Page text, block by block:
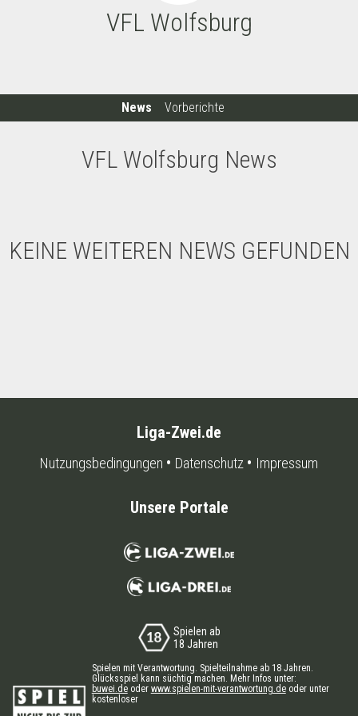
VFL Wolfsburg
News Vorberichte
VFL Wolfsburg News
KEINE WEITEREN NEWS GEFUNDEN
Liga-Zwei.de
Nutzungsbedingungen Datenschutz Impressum
Unsere Portale
Spielen ab
18 Jahren
Spielen mit Verantwortung. Spielteilnahme ab 18 Jahren.
Glücksspiel kann süchtig machen. Mehr Infos unter:
buwei.deoder www.spielen-mit-verantwortung.deoder unter
kostenloser